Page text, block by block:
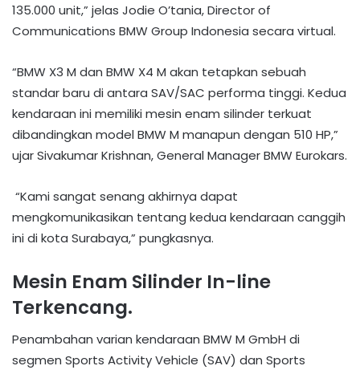
135.000 unit,” jelas Jodie O’tania, Directorof
Communications BMW Group Indonesia secara virtual.
“BMW X3 M dan BMW X4 M akan tetapkan sebuah
standar baru di antara SAV/SAC performa tinggi. Kedua
kendaraan ini memiliki mesin enam silinder terkuat
dibandingkan model BMW M manapun dengan 510 HP,”
ujarSivakumar Krishnan, General Manager BMW Eurokars.
“Kami sangat senang akhirnya dapat
mengkomunikasikan tentang kedua kendaraan canggih
ini di kota Surabaya,” pungkasnya.
Mesin Enam Silinder In-line
Terkencang.
Penambahan varian kendaraan BMW M GmbH di
segmen Sports Activity Vehicle (SAV) dan Sports